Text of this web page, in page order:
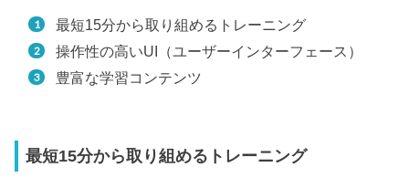
最短15分から取り組めるトレーニング
操作性の高いUI（ユーザーインターフェース）
豊富な学習コンテンツ
最短15分から取り組めるトレーニング